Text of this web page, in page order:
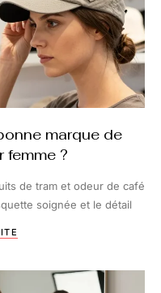
marque de
?
de tram et odeur de café
soignée et le détail